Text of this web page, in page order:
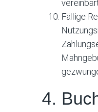
Fällige
4.